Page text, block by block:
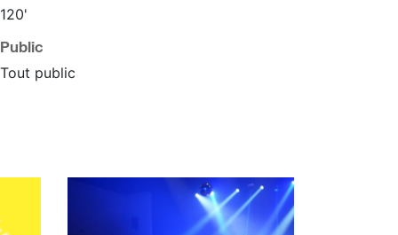
120'
Public
Tout public